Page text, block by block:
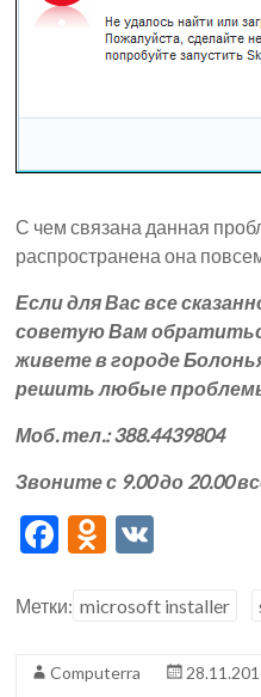
С чем связана данная
распространена она
Если для Вас все
советую Вам
живете в городе
решить любые
Моб. тел.: 388.4439804
Звоните с 9.00 до 20.00
F
e
o
O
n
kl
Метки: microsoft installer
Computerra